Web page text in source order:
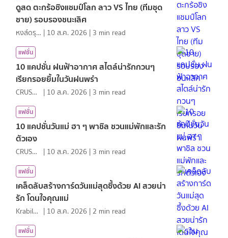
ดูสด ตะกร้อชิงแชมป์โลก ลาว VS ไทย (ทีมชุด
ชาย) รอบรองชนะเลิศ
หงส์ดรุณ | 10 ส.ค. 2026 | 3 min read
แฟชั่น
10 แคปชั่น ฝนฟ้าอากาศ สไตล์น่ารักกวนๆ
เรียกรอยยิ้มในวันฝนพรำ
CRUSHที่แปลว่าแอบชอบ | 10 ส.ค. 2026 | 3 min read
แฟชั่น
10 แคปชั่นวันแม่ ฮา ๆ พาชิล ชวนแม่พักและรัก
ตัวเอง
CRUSHที่แปลว่าแอบชอบ | 10 ส.ค. 2026 | 3 min read
แฟชั่น
เคล็ดลับสร้างการ์ดวันแม่สุดซึ้งด้วย AI สวยน่า
รัก โดนใจคุณแม่
KrabiInsight | 10 ส.ค. 2026 | 2 min read
แฟชั่น